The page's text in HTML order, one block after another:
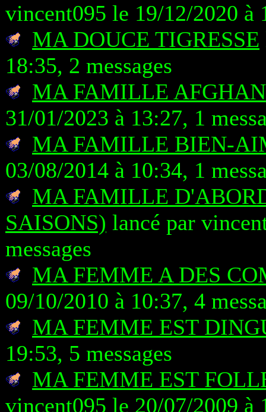
vincent095 le 19/12/2020 à
MA DOUCE TIGRESSE
18:35, 2 messages
MA FAMILLE
31/01/2023 à 13:27, 1
MA FAMILLE BIEN-
03/08/2014 à 10:34, 1
MA FAMILLE
SAISONS) lancé par
messages
MA FEMME A DES
09/10/2010 à 10:37, 4
MA FEMME EST
19:53, 5 messages
MA FEMME EST
vincent095 le 20/07/2009 à